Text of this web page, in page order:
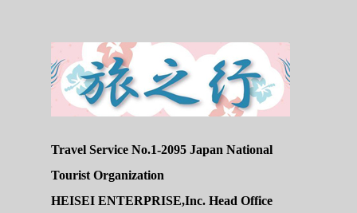
Travel Service No.1-2095 Japan National
Tourist Organization
HEISEI ENTERPRISE,Inc. Head Office